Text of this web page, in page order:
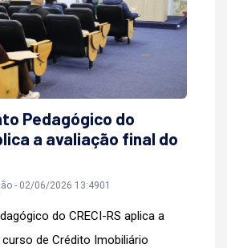
Pedagógico do
a avaliação final do
- 02/06/2026 13:4901
do CRECI-RS aplica a
de Crédito Imobiliário